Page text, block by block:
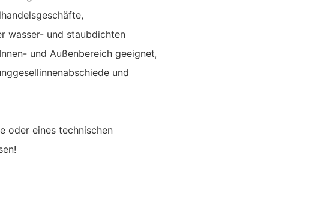
wasser- und staubdichten
und Außenbereich geeignet,
und
oder eines technischen